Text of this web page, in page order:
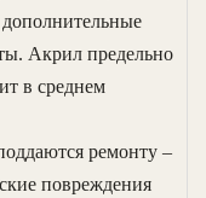
Акрил предельно
в среднем
ремонту –
повреждения